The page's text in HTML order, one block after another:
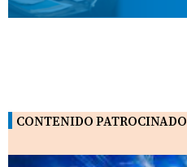
CONTENIDO PATROCINADO